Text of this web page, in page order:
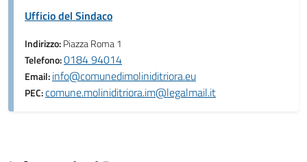
Ufficio del Sindaco
Indirizzo:Piazza Roma 1
Telefono:0184 94014
Email:info@comunedimoliniditriora.eu
PEC:comune.moliniditriora.im@legalmail.it